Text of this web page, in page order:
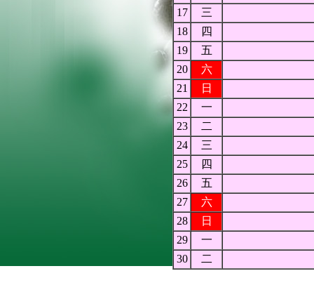
17
三
18
四
19
五
20
六
21
日
22
一
23
二
24
三
25
四
26
五
27
六
28
日
29
一
30
二